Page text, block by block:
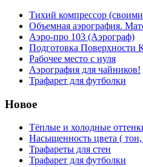
Тихий компрессор
Объемная аэрография.
Аэро-про 103 (Аэрограф)
Подготовка Поверхности
Рабочее место с нуля
Аэрография для чайников!
Трафарет для футболки
Новое
Тёплые и холодные
Насыщенность цвета ( тон,
Трафареты для стен
Трафарет для футболки